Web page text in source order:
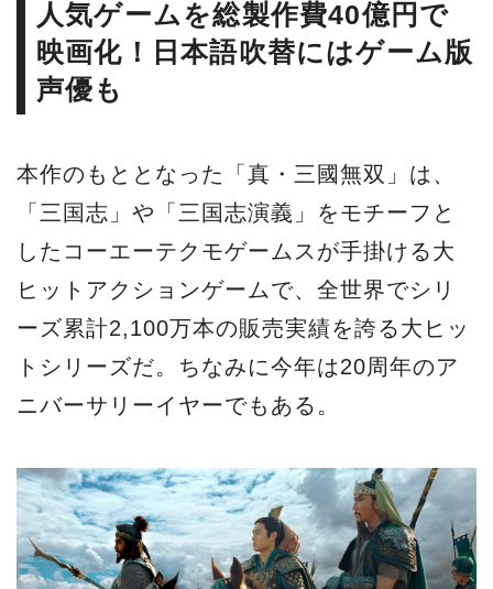
人気ゲームを総製作費40億円で
映画化！日本語吹替にはゲーム版
声優も
本作のもととなった「真・三國無双」は、
「三国志」や「三国志演義」をモチーフと
したコーエーテクモゲームスが手掛ける大
ヒットアクションゲームで、全世界でシリ
ーズ累計2,100万本の販売実績を誇る大ヒッ
トシリーズだ。ちなみに今年は20周年のア
ニバーサリーイヤーでもある。